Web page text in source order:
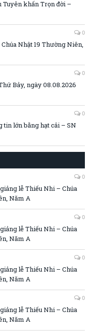
Tuyên khấn Trọn đời –
0
Nhật 19 Thường Niên,
0
Bảy, ngày 08.08.2026
0
tin lớn bằng hạt cải – SN
0
lễ Thiếu Nhi – Chúa
Năm A
0
lễ Thiếu Nhi – Chúa
Năm A
0
lễ Thiếu Nhi – Chúa
Năm A
0
lễ Thiếu Nhi – Chúa
Năm A